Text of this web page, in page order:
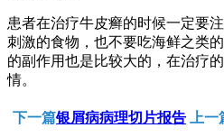
患者在治疗牛皮癣的时候一定要
刺激的食物，也不要吃海鲜之类
的副作用也是比较大的，在治疗
情。
下一篇银屑病病理切片报告 上一